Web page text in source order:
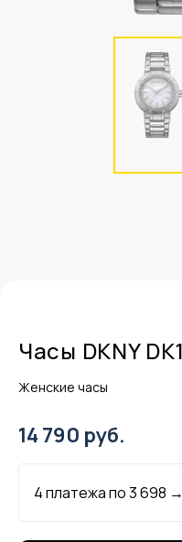
Часы DKNY
Женские часы
14 790 руб.
4 платежа по3 698 →